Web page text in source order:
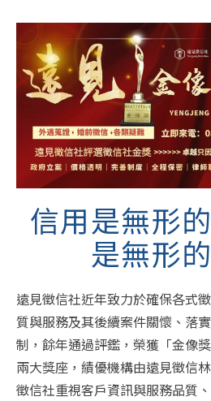
信用是無形
是無形
遠見徵信社近年致力於確保各式
質與服務及其後續案件關懷、落
制，餘年通過評鑑，榮獲「金像
兩大獎座，績優機構由遠見徵信
徵信社重視客戶資訊與服務品質